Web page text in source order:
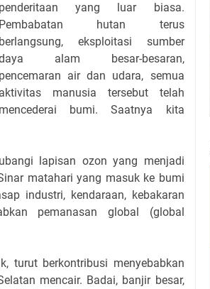
penderitaan yang luar biasa.
Pembabatan hutan terus
berlangsung, eksploitasi sumber
alam besar-besaran,
pencemaran air dan udara, semua
aktivitas manusia tersebut telah
mencederai bumi. Saatnya kita
lapisan ozon yang menjadi
matahari yang masuk ke bumi
industri, kendaraan, kebakaran
pemanasan global (global
turut berkontribusi menyebabkan
mencair. Badai, banjir besar,